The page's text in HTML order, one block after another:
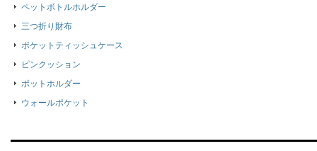
ペットボトルホルダー
三つ折り財布
ポケットティッシュケース
ピンクッション
ポットホルダー
ウォールポケット